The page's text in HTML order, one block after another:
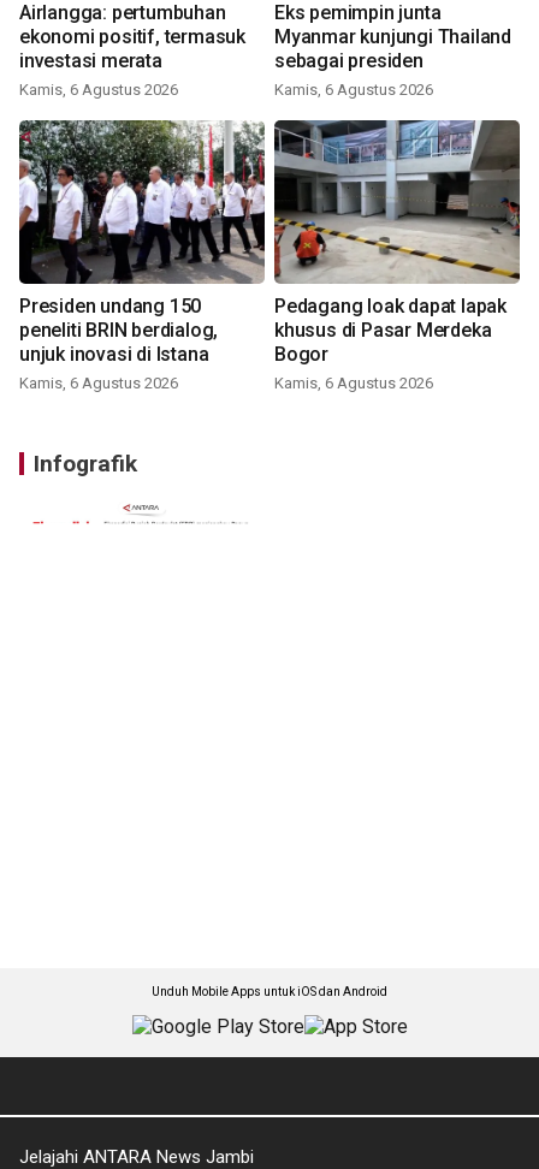
Airlangga: pertumbuhan
ekonomi positif, termasuk
investasi merata
Kamis, 6 Agustus 2026
Eks pemimpin junta
Myanmar kunjungi Thailand
sebagai presiden
Kamis, 6 Agustus 2026
Presiden undang 150
peneliti BRIN berdialog,
unjuk inovasi di Istana
Kamis, 6 Agustus 2026
Pedagang loak dapat lapak
khusus di Pasar Merdeka
Bogor
Kamis, 6 Agustus 2026
Infografik
Unduh Mobile Apps untuk iOS dan Android
Jelajahi ANTARA News Jambi